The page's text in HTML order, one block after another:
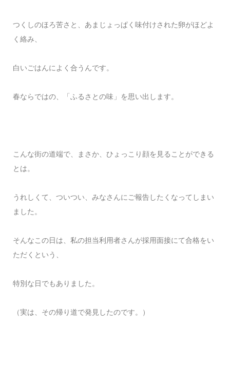
つくしのほろ苦さと、あまじょっぱく味付けされた卵がほどよ
く絡み、
白いごはんによく合うんです。
春ならではの、「ふるさとの味」を思い出します。
こんな街の道端で、まさか、ひょっこり顔を見ることができる
とは。
うれしくて、ついつい、みなさんにご報告したくなってしまい
ました。
そんなこの日は、私の担当利用者さんが採用面接にて合格をい
ただくという、
特別な日でもありました。
（実は、その帰り道で発見したのです。）